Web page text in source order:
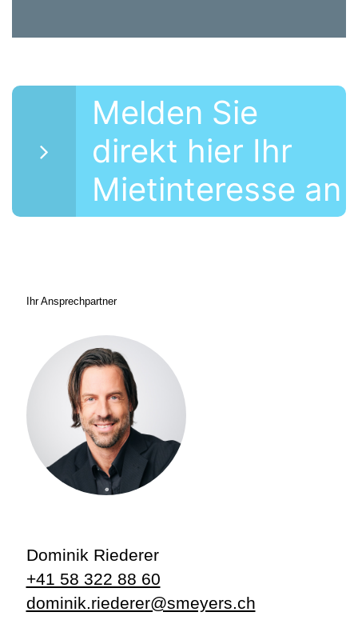
Melden Sie
direkt hier Ihr
Mietinteresse an
Ihr Ansprechpartner
Dominik Riederer
+41 58 322 88 60
dominik.riederer@smeyers.ch